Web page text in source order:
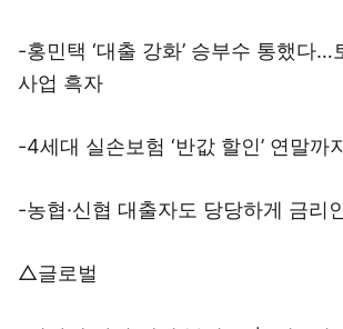
-홍민택 ‘대출 강화’ 승부수 통했다…
사업 흑자
-4세대 실손보험 ‘반값 할인’ 연말까
-농협·신협 대출자도 당당하게 금리
△글로벌